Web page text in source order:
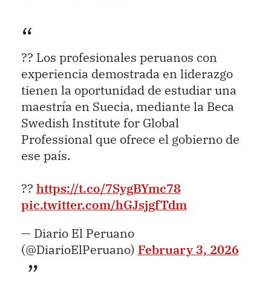
?? Los profesionales peruanos con
experiencia demostrada en liderazgo
tienen la oportunidad de estudiar una
maestría en Suecia, mediante la Beca
Swedish Institute for Global
Professional que ofrece el gobierno de
ese país.
?? https://t.co/7SygBYmc78
pic.twitter.com/hGJsjgfTdm
— Diario El Peruano
(@DiarioElPeruano) February 3, 2026